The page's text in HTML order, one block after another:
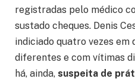
registradas pelo médico
sustado cheques. Denis
indiciado quatro vezes
diferentes e com vítimas
há, ainda, suspeita de